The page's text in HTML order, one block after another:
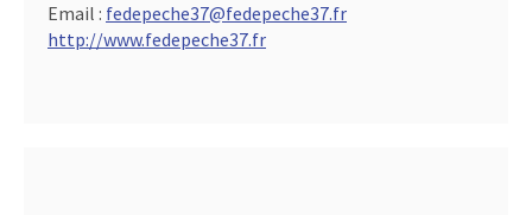
Email : fedepeche37@fedepeche37.fr
http://www.fedepeche37.fr